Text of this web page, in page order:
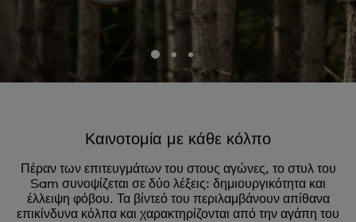
Καινοτομία με κάθε κόλπο
Πέραν των επιτευγμάτων του στους αγώνες, το στυλ του
Sam συνοψίζεται σε δύο λέξεις: δημιουργικότητα και
έλλειψη φόβου. Τα βίντεό του περιλαμβάνουν απίθανα
επικίνδυνα κόλπα και χαρακτηρίζονται από την αγάπη του